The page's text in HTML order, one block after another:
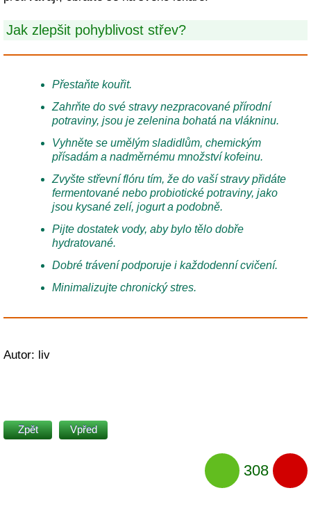
Jak zlepšit pohyblivost střev?
Přestaňte kouřit.
Zahrňte do své stravy nezpracované přírodní
potraviny, jsou je zelenina bohatá na vlákninu.
Vyhněte se umělým sladidlům, chemickým
přísadám a nadměrnému množství kofeinu.
Zvyšte střevní flóru tím, že do vaší stravy přidáte
fermentované nebo probiotické potraviny, jako
jsou kysané zelí, jogurt a podobně.
Pijte dostatek vody, aby bylo tělo dobře
hydratované.
Dobré trávení podporuje i každodenní cvičení.
Minimalizujte chronický stres.
Autor: liv
Zpět Vpřed
308